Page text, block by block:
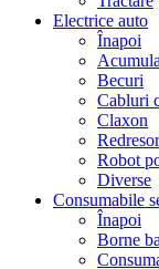
Electrice auto
Înapoi
Becuri
Cabluri
Claxon
Redresor
Robot
Diverse
Consumabile
Înapoi
Borne